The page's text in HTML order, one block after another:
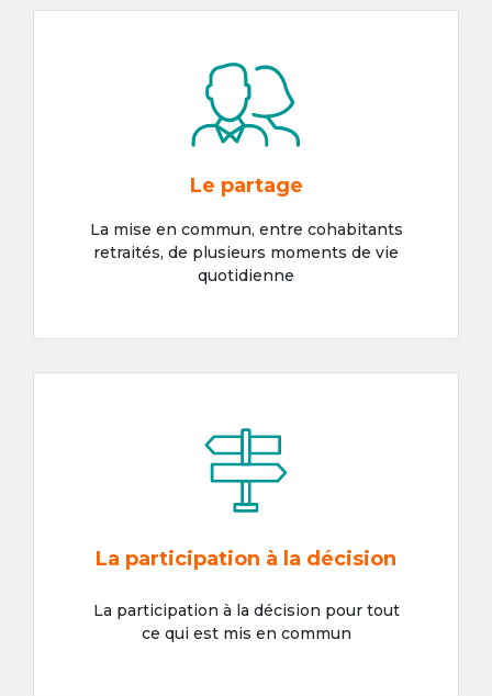
Le partage
La mise en commun, entre cohabitants
retraités, de plusieurs moments de vie
quotidienne
La participation à la décision
La participation à la décision pour tout
ce qui est mis en commun